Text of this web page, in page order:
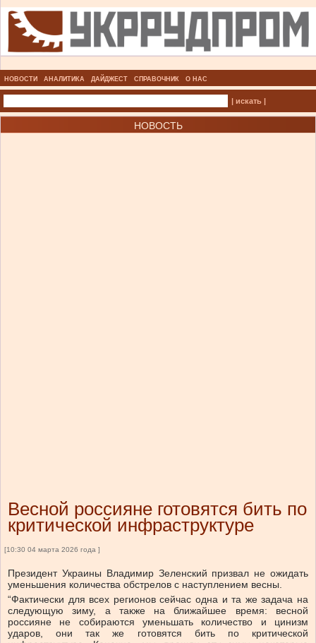
НОВОСТИ АНАЛИТИКА ДАЙДЖЕСТ СПРАВОЧНИК О НАС
| искать |
НОВОСТЬ
Весной россияне готовятся бить по
критической инфраструктуре
[10:30 04 марта 2026 года ]
Президент Украины Владимир Зеленский призвал не ожидать
уменьшения количества обстрелов с наступлением весны.
“Фактически для всех регионов сейчас одна и та же задача на
следующую зиму, а также на ближайшее время: весной
россияне не собираются уменьшать количество и цинизм
ударов, они так же готовятся бить по критической